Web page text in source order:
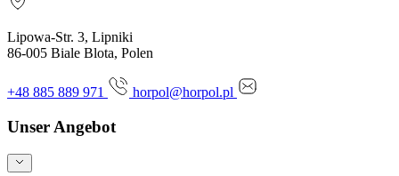
Lipowa-Str. 3, Lipniki
86-005 Biale Blota, Polen
+48 885 889 971 horpol@horpol.pl
Unser Angebot